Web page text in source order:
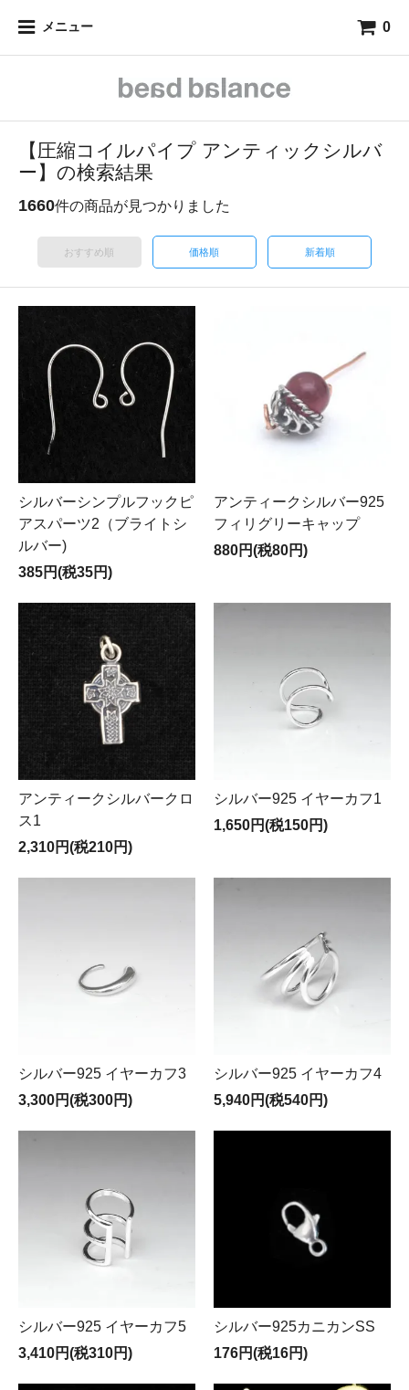
メニュー 0
【圧縮コイルパイプ アンティックシルバ
ー】の検索結果
1660件の商品が見つかりました
おすすめ順 価格順 新着順
シルバーシンプルフックピ
アスパーツ2（ブライトシ
ルバー)
385円(税35円)
アンティークシルバー925
フィリグリーキャップ
880円(税80円)
アンティークシルバークロ
ス1
2,310円(税210円)
シルバー925 イヤーカフ1
1,650円(税150円)
シルバー925 イヤーカフ3
3,300円(税300円)
シルバー925 イヤーカフ4
5,940円(税540円)
シルバー925 イヤーカフ5
3,410円(税310円)
シルバー925カニカンSS
176円(税16円)